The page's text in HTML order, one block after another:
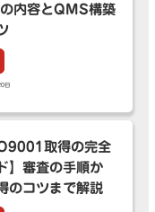
日
内容とQMS構築
取得の完全
】審査の手順か
のコツまで解説